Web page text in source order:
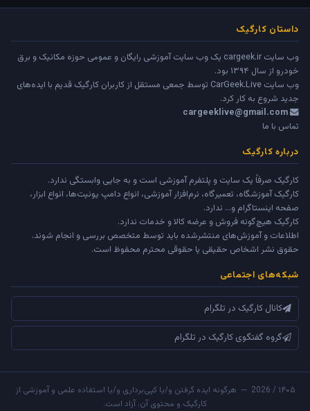
داستان کارگیک
وب سایت cargeek.ir یک وب سایت آموزشی رایگان و عمومی حوزه مکانیک و برق
خودرو از سال ۱۳۹۴ بود.
وب سایت CarGeek.Live توسط جمعی مستقل از کاربران کارگیک قدیم با ایده‌های
جدید شروع به کار کرد.
cargeeklive@gmail.com
تماس با ما
درباره کارگیک
کارگیک صرفاً یک سایت و پلتفرم آموزشی است و به جایی وابستگی ندارد.
کارگیک آموزشگاه، تعمیرگاه، نرم‌افزار آموزشی، انواع دامپ یونیت‌ها، انواع ابزار،
صفحه اینستاگرام و... ندارد.
کارگیک هیچ‌گونه فروش و عرضه کالا و خدمات ندارد.
اطلاعات و آموزش‌های منتشرشده باید توسط متخصص بررسی و انجام شوند.
حقوق نشر اشخاص حقیقی یا حقوقی محترم محفوظ است.
شبکه‌های اجتماعی
کانال کارگیک در تلگرام
گروه گفتگوی کارگیک در تلگرام
۱۴۰۵ / 2026 — هرگونه ایده گرفتن و/یا کپی‌برداری و/یا استفاده علمی و آموزشی از
کارگیک و محتوی آن، آزاد است.